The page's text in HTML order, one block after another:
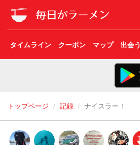
タイムライン クーポン マップ 出会う
トップページ 記録 ナイスラー！